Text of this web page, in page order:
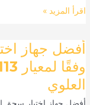
وتحسين
متانة
اقرأ المزيد »
أفضل جهاز
العلوي
أفضل
جهاز
اختبار
سحق
الزجاجات